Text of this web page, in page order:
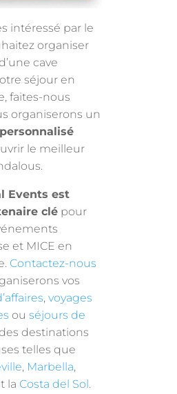
intéressé par le
organiser
cave
séjour en
faites-nous
organiserons un
le meilleur
Events est
clé pour
et MICE en
Contactez-nous
vos
,voyages
ouséjours de
destinations
telles que
, Marbella,
la Costa del Sol.